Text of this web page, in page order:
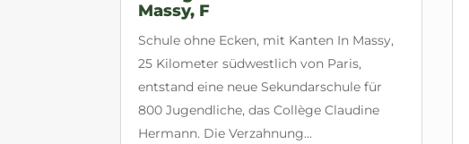
Massy, F
Schule ohne Ecken, mit Kanten In Massy,
25 Kilometer südwestlich von Paris,
entstand eine neue Sekundarschule für
800 Jugendliche, das Collège Claudine
Hermann. Die Verzahnung...